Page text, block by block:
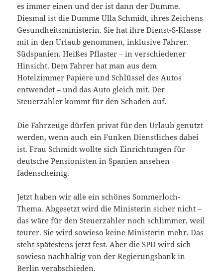
es immer einen und der ist dann der Dumme.
Diesmal ist die Dumme Ulla Schmidt, ihres Zeichens
Gesundheitsministerin. Sie hat ihre Dienst-S-Klasse
mit in den Urlaub genommen, inklusive Fahrer.
Südspanien. Heißes Pflaster – in verschiedener
Hinsicht. Dem Fahrer hat man aus dem
Hotelzimmer Papiere und Schlüssel des Autos
entwendet – und das Auto gleich mit. Der
Steuerzahler kommt für den Schaden auf.
Die Fahrzeuge dürfen privat für den Urlaub genutzt
werden, wenn auch ein Funken Dienstliches dabei
ist. Frau Schmidt wollte sich Einrichtungen für
deutsche Pensionisten in Spanien ansehen –
fadenscheinig.
Jetzt haben wir alle ein schönes Sommerloch-
Thema. Abgesetzt wird die Ministerin sicher nicht –
das wäre für den Steuerzahler noch schlimmer, weil
teurer. Sie wird sowieso keine Ministerin mehr. Das
steht spätestens jetzt fest. Aber die SPD wird sich
sowieso nachhaltig von der Regierungsbank in
Berlin verabschieden.